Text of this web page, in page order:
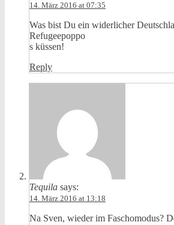
14. März 2016 at 07:35
Was bist Du ein widerlicher
Refugeepoppo
s küssen!
Reply
Tequila says:
14. März 2016 at 13:18
Na Sven, wieder im Faschomodus?